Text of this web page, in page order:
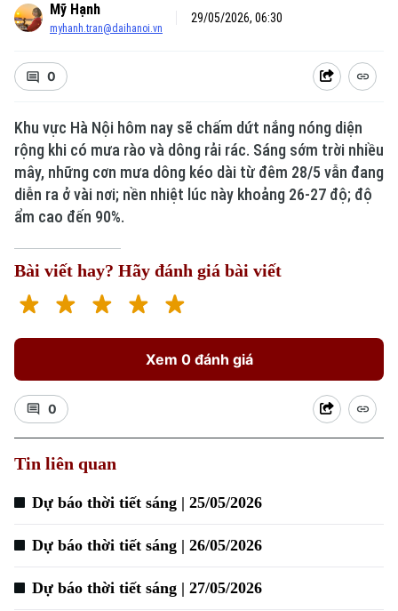
Xu hướng
Mỹ Hạnh
myhanh.tran@daihanoi.vn
29/05/2026, 06:30
0
Khu vực Hà Nội hôm nay sẽ chấm dứt nắng nóng diện
rộng khi có mưa rào và dông rải rác. Sáng sớm trời nhiều
mây, những cơn mưa dông kéo dài từ đêm 28/5 vẫn đang
diễn ra ở vài nơi; nền nhiệt lúc này khoảng 26-27 độ; độ
ẩm cao đến 90%.
Bài viết hay? Hãy đánh giá bài viết
Xem 0 đánh giá
0
Tin liên quan
Dự báo thời tiết sáng | 25/05/2026
Dự báo thời tiết sáng | 26/05/2026
Dự báo thời tiết sáng | 27/05/2026